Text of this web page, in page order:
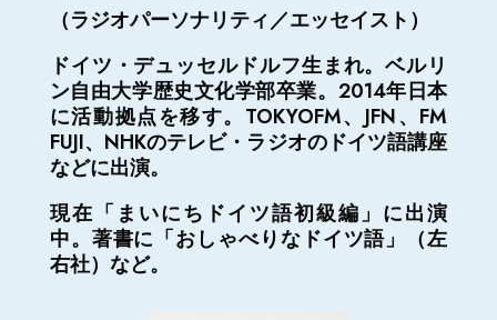
（ラジオパーソナリティ／エッセイスト）
ドイツ・デュッセルドルフ生まれ。ベルリ
ン自由大学歴史文化学部卒業。2014年日本
に活動拠点を移す。TOKYOFM、JFN、FM
FUJI、NHKのテレビ・ラジオのドイツ語講座
などに出演。
現在「まいにちドイツ語初級編」に出演
中。著書に「おしゃべりなドイツ語」（左
右社）など。